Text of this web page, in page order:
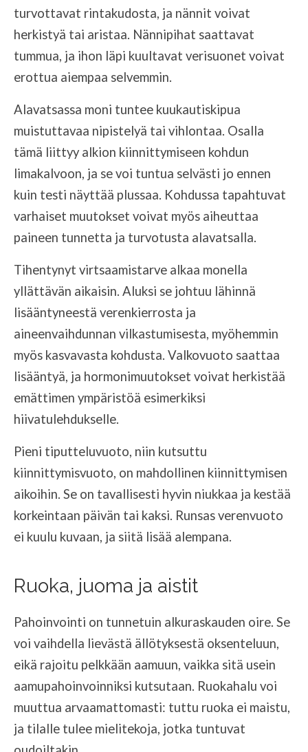
turvottavat rintakudosta, ja nännit voivat
herkistyä tai aristaa. Nännipihat saattavat
tummua, ja ihon läpi kuultavat verisuonet voivat
erottua aiempaa selvemmin.
Alavatsassa moni tuntee kuukautiskipua
muistuttavaa nipistelyä tai vihlontaa. Osalla
tämä liittyy alkion kiinnittymiseen kohdun
limakalvoon, ja se voi tuntua selvästi jo ennen
kuin testi näyttää plussaa. Kohdussa tapahtuvat
varhaiset muutokset voivat myös aiheuttaa
paineen tunnetta ja turvotusta alavatsalla.
Tihentynyt virtsaamistarve alkaa monella
yllättävän aikaisin. Aluksi se johtuu lähinnä
lisääntyneestä verenkierrosta ja
aineenvaihdunnan vilkastumisesta, myöhemmin
myös kasvavasta kohdusta. Valkovuoto saattaa
lisääntyä, ja hormonimuutokset voivat herkistää
emättimen ympäristöä esimerkiksi
hiivatulehdukselle.
Pieni tiputteluvuoto, niin kutsuttu
kiinnittymisvuoto, on mahdollinen kiinnittymisen
aikoihin. Se on tavallisesti hyvin niukkaa ja kestää
korkeintaan päivän tai kaksi. Runsas verenvuoto
ei kuulu kuvaan, ja siitä lisää alempana.
Ruoka, juoma ja aistit
Pahoinvointi on tunnetuin alkuraskauden oire. Se
voi vaihdella lievästä ällötyksestä oksenteluun,
eikä rajoitu pelkkään aamuun, vaikka sitä usein
aamupahoinvoinniksi kutsutaan. Ruokahalu voi
muuttua arvaamattomasti: tuttu ruoka ei maistu,
ja tilalle tulee mielitekoja, jotka tuntuvat